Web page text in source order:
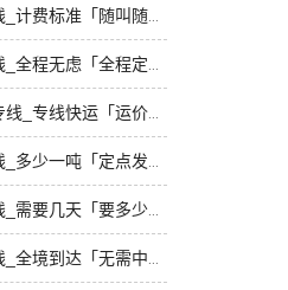
厦门到大同物流专线_计费标准「随叫随到」
厦门到阳泉物流专线_全程无虑「全程定位」
厦门到张家口物流专线_专线快运「运价查询」
厦门到保定物流专线_多少一吨「定点发车」
厦门到邢台物流专线_需要几天「要多少钱」
厦门到邯郸物流专线_全境到达「无需中转」